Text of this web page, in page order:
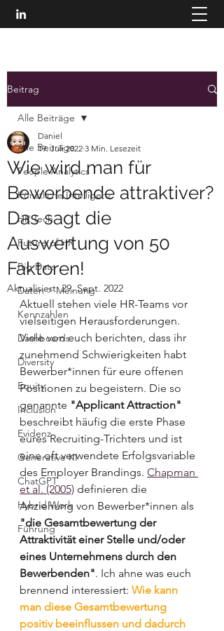
Beitrag
Alle Beiträge
People Analytics
Künstliche Intelligenz
HR Tech
Future of HR
Big Data
Daten > Meinung
Kennzahlen
Dashboards
Diversity
Equity
Inclusion
Evidenz
Generative KI
ChatGPT
Hybrid Work
Führung
Alle Beiträge
Wie wird man für
Bewerbende attraktiver?
Das sagt die
Auswertung von 50
Faktoren!
Daniel
19. Juli 2022 3 Min. Lesezeit
Aktualisiert:29. Sept. 2022
Aktuell stehen viele HR-Teams vor
vielseitigen Herausforderungen.
Viele von euch berichten, dass ihr
zunehmend Schwierigkeiten habt
Bewerber*innen für eure offenen
Positionen zu begeistern. Die so
genannte "Applicant Attraction"
beschreibt häufig die erste Phase
eures Recruiting-Trichters und ist
eine oft verwendete Erfolgsvariable
des Employer Brandings. Chapman
et al. (2005) definieren die
Anziehung von Bewerber*innen als
"die Gesamtbewertung der
Attraktivität einer Stelle und/oder
eines Unternehmens durch den
Bewerbenden". Ich ahne was euch
brennend interessiert: Wie kann
man diese Gesamtbewertung
positiv beeinflussen und dadurch